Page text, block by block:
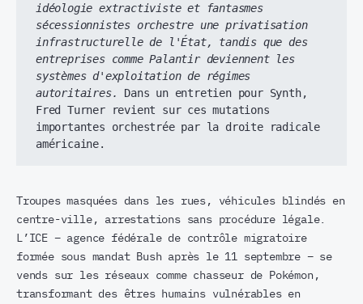
idéologie extractiviste et fantasmes
sécessionnistes orchestre une privatisation
infrastructurelle de l'État, tandis que des
entreprises comme Palantir deviennent les
systèmes d'exploitation de régimes
autoritaires.
Dans un entretien pour Synth,
Fred Turner revient sur ces mutations
importantes orchestrée par la droite radicale
américaine.
Troupes masquées dans les rues, véhicules blindés en
centre-ville, arrestations sans procédure légale.
L’ICE – agence fédérale de contrôle migratoire
formée sous mandat Bush après le 11 septembre – se
vends sur les réseaux comme chasseur de Pokémon,
transformant des êtres humains vulnérables en